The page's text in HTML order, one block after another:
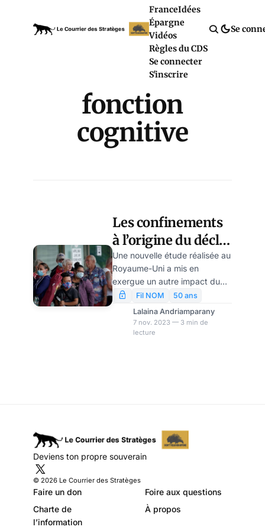
FranceIdées
Épargne
Vidéos
Règles du CDS
Se connecter
S'inscrire
Se
fonction
cognitive
Les confinements
à l’origine du déclin
cognitif chez les
séniors
Une nouvelle étude réalisée au
Royaume-Uni a mis en
exergue un autre impact du
Covid-19. Elle a révélé qu’au-
delà de la santé mentale, le
covid a également provoqué
une baisse de l’énergie
Covid-19, notamment les
confinements, pourraient
expliquer ces résultats.
Fil NOM
50 ans
Lalaina Andriamparany
7 nov. 2023 — 3 min de
lecture
Deviens ton propre souverain
© 2026 Le Courrier des Stratèges
Faire un don
Foire aux questions
Charte de
l’information
À propos